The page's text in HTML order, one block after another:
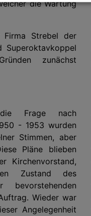
die Wartung
Firma Strebel der
zunächst
Frage nach
- 1953 wurden
Stimmen, aber
Pläne blieben
Kirchenvorstand,
Zustand des
Wieder war
Angelegenheit